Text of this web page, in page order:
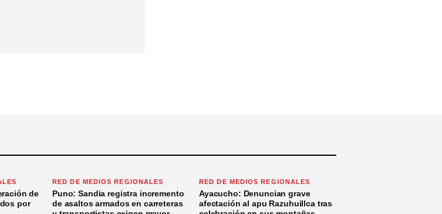
de
por
RED DE MEDIOS REGIONALES
Puno: Sandia registra incremento
de asaltos armados en carreteras
RED DE MEDIOS REGIONALES
Ayacucho: Denuncian grave
afectación al apu Razuhuillca tras